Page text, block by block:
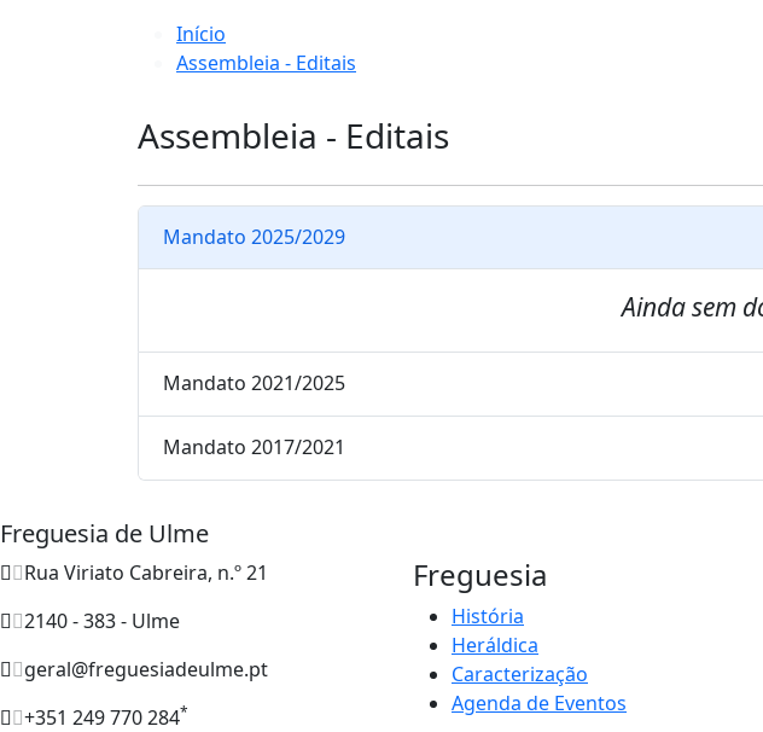
Início
Assembleia - Editais
Assembleia - Editais
Mandato 2025/2029
Ainda sem
Mandato 2021/2025
Mandato 2017/2021
Freguesia de Ulme
Rua Viriato Cabreira, n.º 21
2140 - 383 - Ulme
geral@freguesiadeulme.pt
+351 249 770 284*
Freguesia
História
Heráldica
Caracterização
Agenda de Eventos